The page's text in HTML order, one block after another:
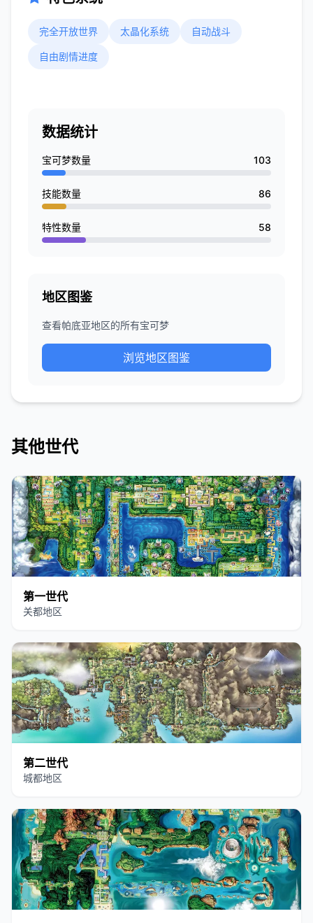
完全开放世界 太晶化系统 自动战斗
自由剧情进度
数据统计
宝可梦数量 103
技能数量 86
特性数量 58
地区图鉴
查看帕底亚地区的所有宝可梦
浏览地区图鉴
其他世代
第一世代
关都地区
第二世代
城都地区